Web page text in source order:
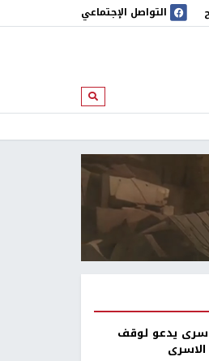
التواصل الإجتماعي
ابحث
يدعو لوقف